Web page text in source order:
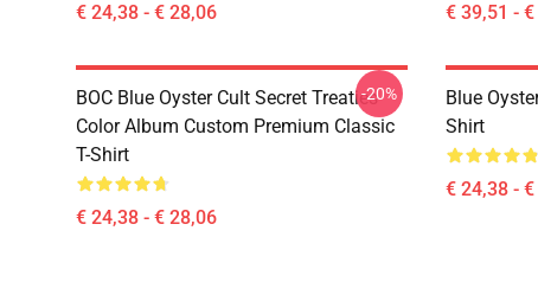
€ 24,38 - € 28,06 € 39,51 -
BOC Blue Oyster Cult Secret Treaties
Color Album Custom Premium Classic
T-Shirt
€ 24,38 - € 28,06
-20%
Blue
Shirt
€ 24,38 -